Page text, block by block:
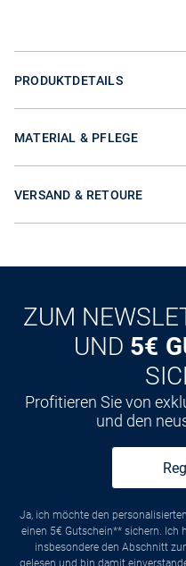
PRODUKTDETAILS
MATERIAL & PFLEGE
VERSAND & RETOURE
ZUM
UND 5€
Profitieren Sie von
und den
Ja, ich möchte den
einen 5€ Gutschein** sichern. Ich
insbesondere den Abschnitt
gelesen und bin damit